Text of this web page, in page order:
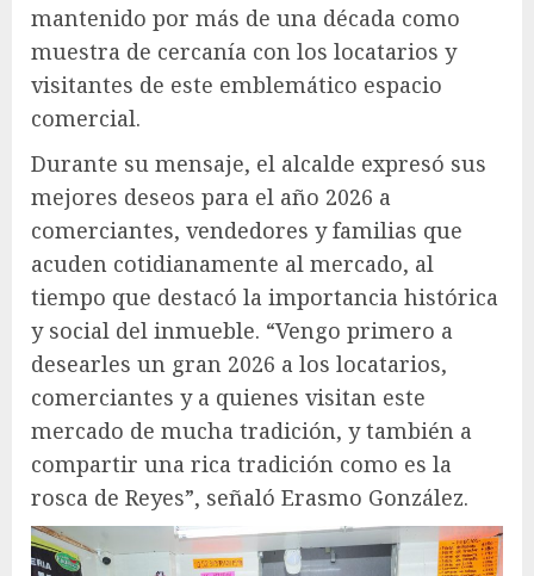
mantenido por más de una década como
muestra de cercanía con los locatarios y
visitantes de este emblemático espacio
comercial.
Durante su mensaje, el alcalde expresó sus
mejores deseos para el año 2026 a
comerciantes, vendedores y familias que
acuden cotidianamente al mercado, al
tiempo que destacó la importancia histórica
y social del inmueble. “Vengo primero a
desearles un gran 2026 a los locatarios,
comerciantes y a quienes visitan este
mercado de mucha tradición, y también a
compartir una rica tradición como es la
rosca de Reyes”, señaló Erasmo González.